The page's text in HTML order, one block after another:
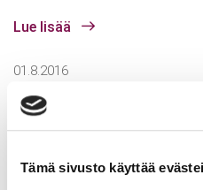
Tämä sivusto käyttää
Lue lisää
01.8.2016
Show Jazz Aikuiset
Aikuisille suunnattu Show
modernin kuin